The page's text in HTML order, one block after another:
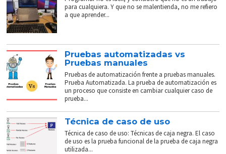
para cualquiera. Y que no se malentienda, no me refiero
a que aprender...
Pruebas automatizadas vs
Pruebas manuales
Pruebas de automatización frente a pruebas manuales.
Prueba Automatizada. La prueba de automatización es
un proceso que consiste en cambiar cualquier caso de
prueba...
Técnica de caso de uso
Técnica de caso de uso: Técnicas de caja negra. El caso
de uso es la prueba funcional de la prueba de caja negra
utilizada...